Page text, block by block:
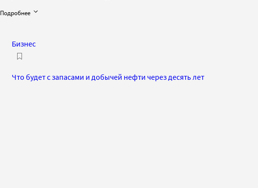
Подробнее
Бизнес
Что будет с запасами и добычей нефти через десять лет